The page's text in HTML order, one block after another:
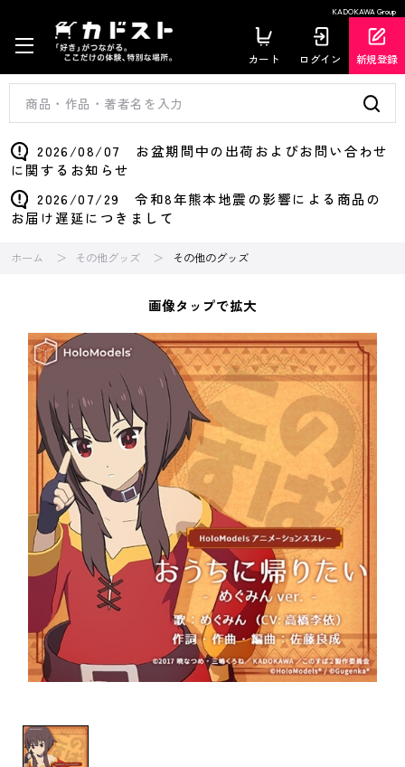
KADOKAWA Group
カート ログイン 新規登録
2026/08/07 お盆期間中の出荷およびお問い合わせ
に関するお知らせ
2026/07/29 令和8年熊本地震の影響による商品の
お届け遅延につきまして
ホーム その他グッズ その他のグッズ
画像タップで拡大